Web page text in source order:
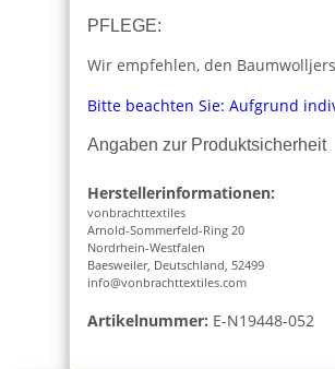
PFLEGE:
Wir empfehlen, den
Bitte beachten Sie: Aufgrund
Angaben zur Produktsicherheit
Herstellerinformationen:
vonbrachttextiles
Arnold-Sommerfeld-Ring 20
Nordrhein-Westfalen
Baesweiler, Deutschland, 52499
info@vonbrachttextiles.com
Artikelnummer: E-N19448-052